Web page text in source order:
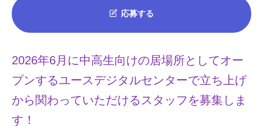
応募する
2026年6月に中高生向けの居場所としてオー
プンするユースデジタルセンターで立ち上げ
から関わっていただけるスタッフを募集しま
す！